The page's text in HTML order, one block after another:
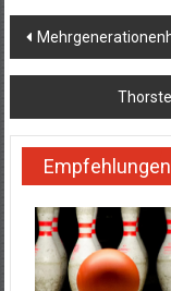
Empfehlungen